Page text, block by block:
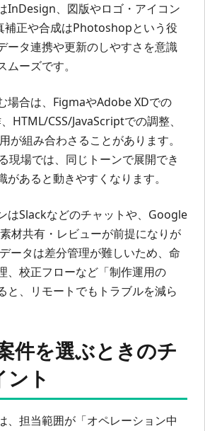
InDesign、図版やロゴ・アイコン
正や合成はPhotoshopという役
ータ連携や更新のしやすさを意識
ーズです。
場合は、FigmaやAdobe XDでの
HTML/CSS/JavaScriptでの調整、
が組み合わさることがあります。
現場では、同じトーンで展開でき
があると動きやすくなります。
はSlackなどのチャットや、Google
材共有・レビューが前提になりが
ータは差分管理が難しいため、命
、校正フローなど「制作運用の
と、リモートでもトラブルを減ら
件を選ぶときのチ
ント
、担当範囲が「オペレーション中